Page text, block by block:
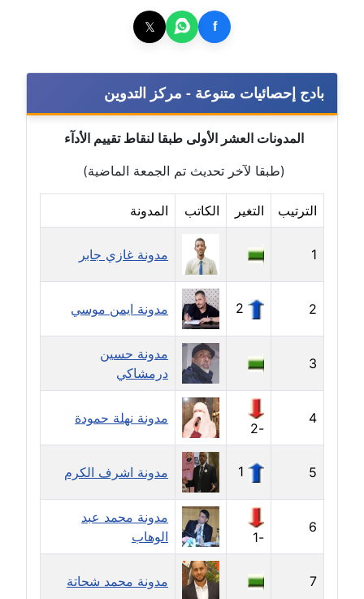
مدونة السيده فوزي
مدونة آمال صالح
عاملة
مدونة أماني عبد السلام
مدونة أماني عز الدين
مدونة أمل الجزائرية
متوفي
مدونة أمل الخولي
عاملة
عاملة
مدونة أمل زيادة
عاملة
مدونة امل محمود
f
𝕏
بادج إحصائيات متنوعة - مركز التدوين
المدونات العشر الأولى طبقا لنقاط تقييم الأدآء
(طبقا لآخر تحديث تم الجمعة الماضية)
الترتيب التغير الكاتب المدونة
1 مدونة غازي جابر
2
2 مدونة ايمن موسي
3
مدونة حسين
درمشاكي
4
-2
مدونة نهلة حمودة
5
1 مدونة اشرف الكرم
6
-1
مدونة محمد عبد
الوهاب
7 مدونة محمد شحاتة